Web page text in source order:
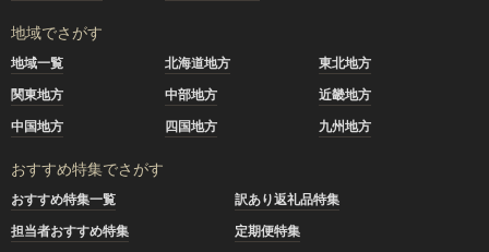
地域でさがす
地域一覧 北海道地方
東北地方
関東地方
中部地方
近畿地方
中国地方
四国地方 九州地方
おすすめ特集でさがす
おすすめ特集一覧
訳あり返礼品特集
担当者おすすめ特集
定期便特集